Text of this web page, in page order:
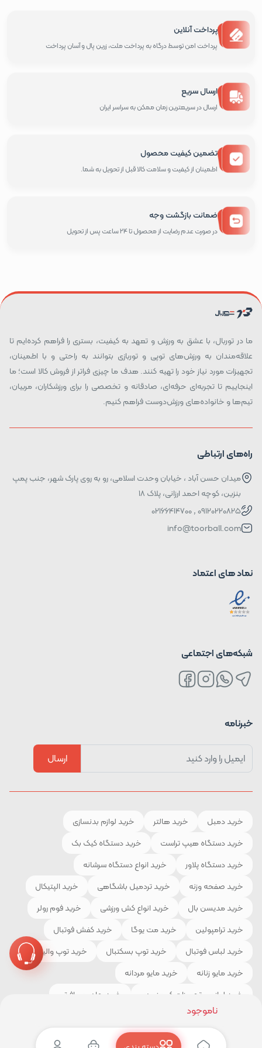
ناموجود
پرداخت آنلاین
پرداخت امن توسط درگاه به پرداخت ملت، زرین پال و آسان پرداخت
ارسال سریع
ارسال در سریعترین زمان ممکن به سراسر ایران
تضمین کیفیت محصول
اطمینان از کیفیت و سلامت کالا قبل از تحویل به شما.
ضمانت بازگشت وجه
در صورت عدم رضایت از محصول تا 24 ساعت پس از تحویل
ما در توربال، با عشق به ورزش و تعهد به کیفیت، بستری را فراهم کرده‌ایم تا
علاقه‌مندان به ورزش‌های توپی و توربازی بتوانند به راحتی و با اطمینان،
تجهیزات مورد نیاز خود را تهیه کنند. هدف ما چیزی فراتر از فروش کالا است؛ ما
اینجاییم تا تجربه‌ای حرفه‌ای، صادقانه و تخصصی را برای ورزشکاران، مربیان،
تیم‌ها و خانواده‌های ورزش‌دوست فراهم کنیم.
راه‌های ارتباطی
میدان حسن آباد ، خیابان وحدت اسلامی، رو به روی پارک شهر، جنب پمپ
بنزین، کوچه احمد ارزانی، پلاک ۱۸
09120220825 , 02166414700
info@toorball.com
نماد های اعتماد
شبکه‌های اجتماعی
خبرنامه
ارسال
خرید دمبل خرید هالتر
خرید لوازم بدنسازی
خرید دستگاه هیپ تراست
خرید دستگاه کیک بک
خرید دستگاه پلاور
خرید انواع دستگاه سرشانه
خرید صفحه وزنه
خرید تردمیل باشگاهی
خرید الپتیکال
خرید مدیسن بال
خرید انواع کش ورزشی
خرید فوم رولر
خرید ترامپولین
خرید مت یوگا
خرید کفش فوتبال
خرید لباس فوتبال
خرید توپ بسکتبال
خرید توپ والیبال
خرید مایو زنانه
خرید مایو مردانه
خرید لوازم و تجهیزات کوهنوردی
خرید چادر مسافرتی
خرید کیسه خواب